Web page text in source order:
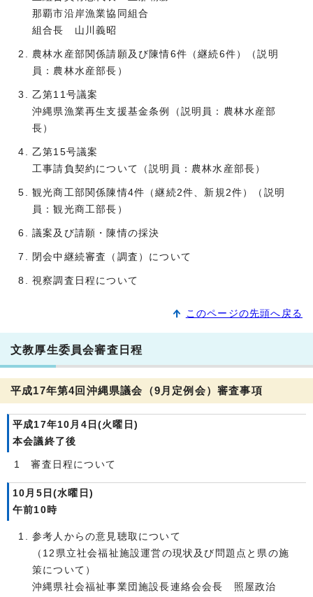
那覇市沿岸漁業協同組合
組合長 山川義昭
農林水産部関係請願及び陳情6件（継続6件）（説明
員：農林水産部長）
乙第11号議案
沖縄県漁業再生支援基金条例（説明員：農林水産部
長）
乙第15号議案
工事請負契約について（説明員：農林水産部長）
観光商工部関係陳情4件（継続2件、新規2件）（説明
員：観光商工部長）
議案及び請願・陳情の採決
閉会中継続審査（調査）について
視察調査日程について
このページの先頭へ戻る
文教厚生委員会審査日程
平成17年第4回沖縄県議会（9月定例会）審査事項
平成17年10月4日(火曜日)
本会議終了後
1 審査日程について
10月5日(水曜日)
午前10時
参考人からの意見聴取について
（12県立社会福祉施設運営の現状及び問題点と県の施
策について）
沖縄県社会福祉事業団施設長連絡会会長 照屋政治